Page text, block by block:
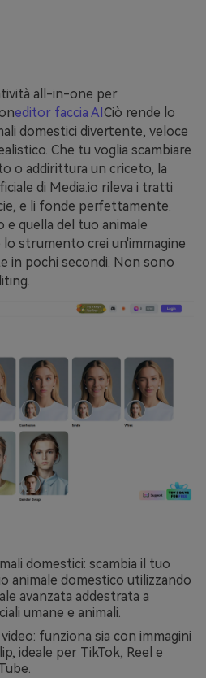
all-in-one per
editor faccia AI Ciò rende lo
domestici divertente, veloce
Che tu voglia scambiare
o addirittura un criceto, la
di Media.io rileva i tratti
e li fonde perfettamente.
e quella del tuo animale
lo strumento crei un'immagine
in pochi secondi. Non sono
domestici: scambia il tuo
animale domestico utilizzando
avanzata addestrata a
umane e animali.
funziona sia con immagini
ideale per TikTok, Reel e